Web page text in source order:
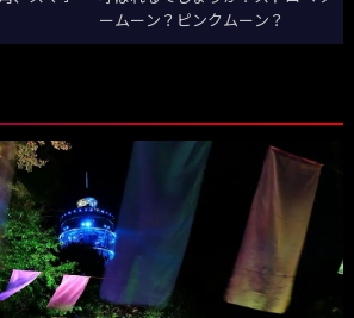
ームーン？ピンクムーン？